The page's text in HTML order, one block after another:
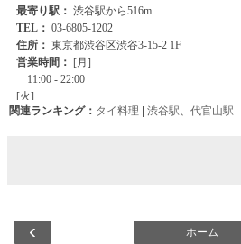
関連ランキング： タイ料理 | 渋谷駅 代官山駅
‹ ホーム